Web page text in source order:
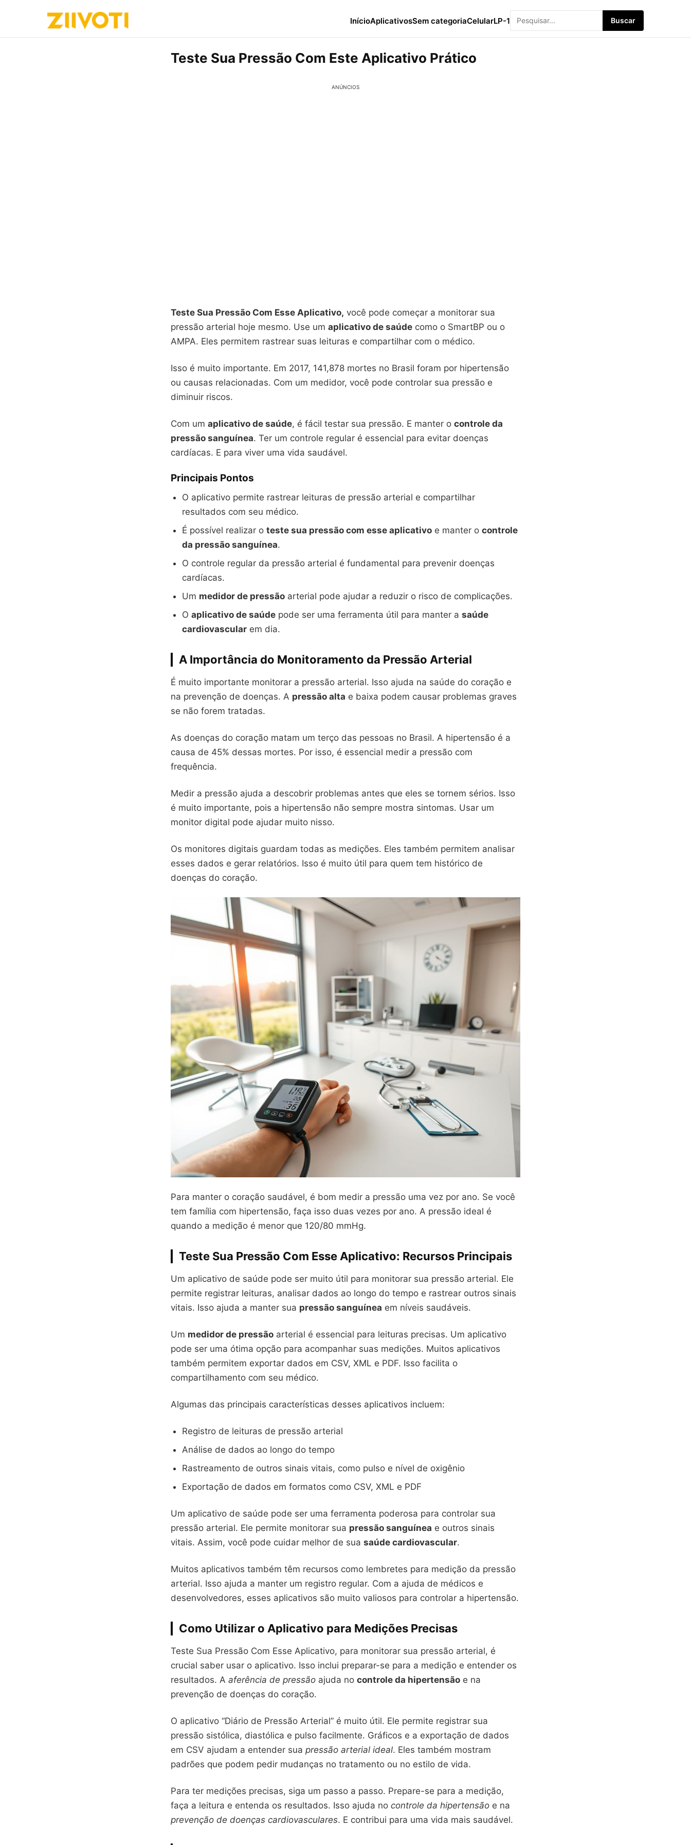
InícioAplicativosSem categoriaCelularLP-1 Buscar
Teste Sua Pressão Com Este Aplicativo Prático
ANÚNCIOS
Teste Sua Pressão Com Esse Aplicativo, você pode começar a monitorar sua
pressão arterial hoje mesmo. Use um aplicativo de saúde como o SmartBP ou o
AMPA. Eles permitem rastrear suas leituras e compartilhar com o médico.
Isso é muito importante. Em 2017, 141,878 mortes no Brasil foram por hipertensão
ou causas relacionadas. Com um medidor, você pode controlar sua pressão e
diminuir riscos.
Com um aplicativo de saúde, é fácil testar sua pressão. E manter o controle da
pressão sanguínea. Ter um controle regular é essencial para evitar doenças
cardíacas. E para viver uma vida saudável.
Principais Pontos
O aplicativo permite rastrear leituras de pressão arterial e compartilhar
resultados com seu médico.
É possível realizar o teste sua pressão com esse aplicativo e manter o controle
da pressão sanguínea.
O controle regular da pressão arterial é fundamental para prevenir doenças
cardíacas.
Um medidor de pressão arterial pode ajudar a reduzir o risco de complicações.
O aplicativo de saúde pode ser uma ferramenta útil para manter a saúde
cardiovascular em dia.
A Importância do Monitoramento da Pressão Arterial
É muito importante monitorar a pressão arterial. Isso ajuda na saúde do coração e
na prevenção de doenças. A pressão alta e baixa podem causar problemas graves
se não forem tratadas.
As doenças do coração matam um terço das pessoas no Brasil. A hipertensão é a
causa de 45% dessas mortes. Por isso, é essencial medir a pressão com
frequência.
Medir a pressão ajuda a descobrir problemas antes que eles se tornem sérios. Isso
é muito importante, pois a hipertensão não sempre mostra sintomas. Usar um
monitor digital pode ajudar muito nisso.
Os monitores digitais guardam todas as medições. Eles também permitem analisar
esses dados e gerar relatórios. Isso é muito útil para quem tem histórico de
doenças do coração.
Para manter o coração saudável, é bom medir a pressão uma vez por ano. Se você
tem família com hipertensão, faça isso duas vezes por ano. A pressão ideal é
quando a medição é menor que 120/80 mmHg.
Teste Sua Pressão Com Esse Aplicativo: Recursos Principais
Um aplicativo de saúde pode ser muito útil para monitorar sua pressão arterial. Ele
permite registrar leituras, analisar dados ao longo do tempo e rastrear outros sinais
vitais. Isso ajuda a manter sua pressão sanguínea em níveis saudáveis.
Um medidor de pressão arterial é essencial para leituras precisas. Um aplicativo
pode ser uma ótima opção para acompanhar suas medições. Muitos aplicativos
também permitem exportar dados em CSV, XML e PDF. Isso facilita o
compartilhamento com seu médico.
Algumas das principais características desses aplicativos incluem:
Registro de leituras de pressão arterial
Análise de dados ao longo do tempo
Rastreamento de outros sinais vitais, como pulso e nível de oxigênio
Exportação de dados em formatos como CSV, XML e PDF
Um aplicativo de saúde pode ser uma ferramenta poderosa para controlar sua
pressão arterial. Ele permite monitorar sua pressão sanguínea e outros sinais
vitais. Assim, você pode cuidar melhor de sua saúde cardiovascular.
Muitos aplicativos também têm recursos como lembretes para medição da pressão
arterial. Isso ajuda a manter um registro regular. Com a ajuda de médicos e
desenvolvedores, esses aplicativos são muito valiosos para controlar a hipertensão.
Como Utilizar o Aplicativo para Medições Precisas
Teste Sua Pressão Com Esse Aplicativo, para monitorar sua pressão arterial, é
crucial saber usar o aplicativo. Isso inclui preparar-se para a medição e entender os
resultados. A aferência de pressão ajuda no controle da hipertensão e na
prevenção de doenças do coração.
O aplicativo “Diário de Pressão Arterial” é muito útil. Ele permite registrar sua
pressão sistólica, diastólica e pulso facilmente. Gráficos e a exportação de dados
em CSV ajudam a entender sua pressão arterial ideal. Eles também mostram
padrões que podem pedir mudanças no tratamento ou no estilo de vida.
Para ter medições precisas, siga um passo a passo. Prepare-se para a medição,
faça a leitura e entenda os resultados. Isso ajuda no controle da hipertensão e na
prevenção de doenças cardiovasculares. E contribui para uma vida mais saudável.